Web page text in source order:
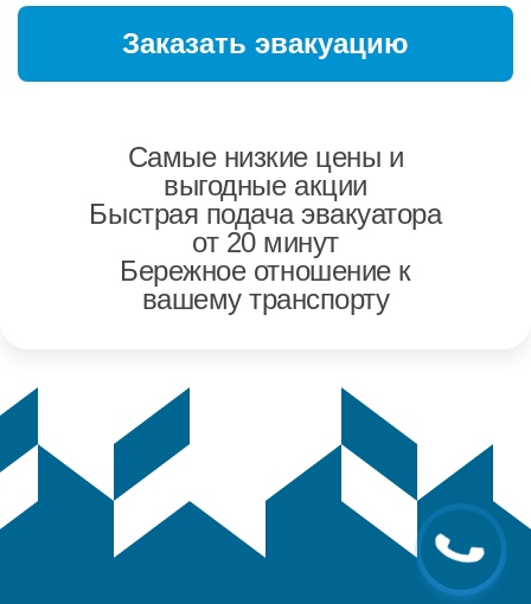
Самые низкие цены и
выгодные акции
Быстрая подача эвакуатора
от 20 минут
Бережное отношение к
вашему транспорту